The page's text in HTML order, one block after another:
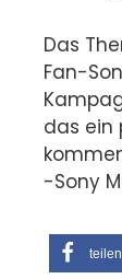
Das
Fan-
das ein
-Sony
teilen